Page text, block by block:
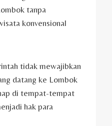
tanpa
konvensional
tidak mewajibkan
datang ke Lombok
di tempat-tempat
hak para